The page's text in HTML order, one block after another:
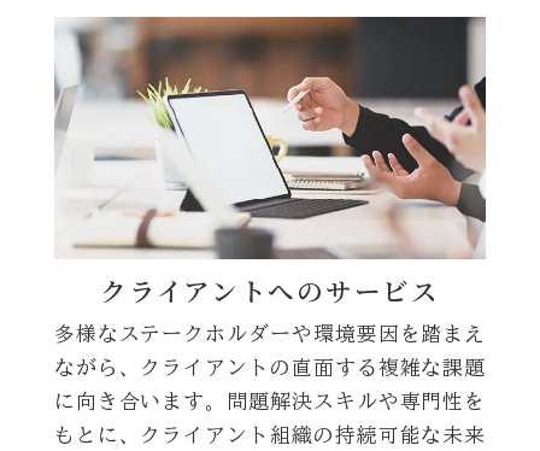
クライアントへのサービス
多様なステークホルダーや環境要因を踏まえ
ながら、クライアントの直面する複雑な課題
に向き合います。問題解決スキルや専門性を
もとに、クライアント組織の持続可能な未来